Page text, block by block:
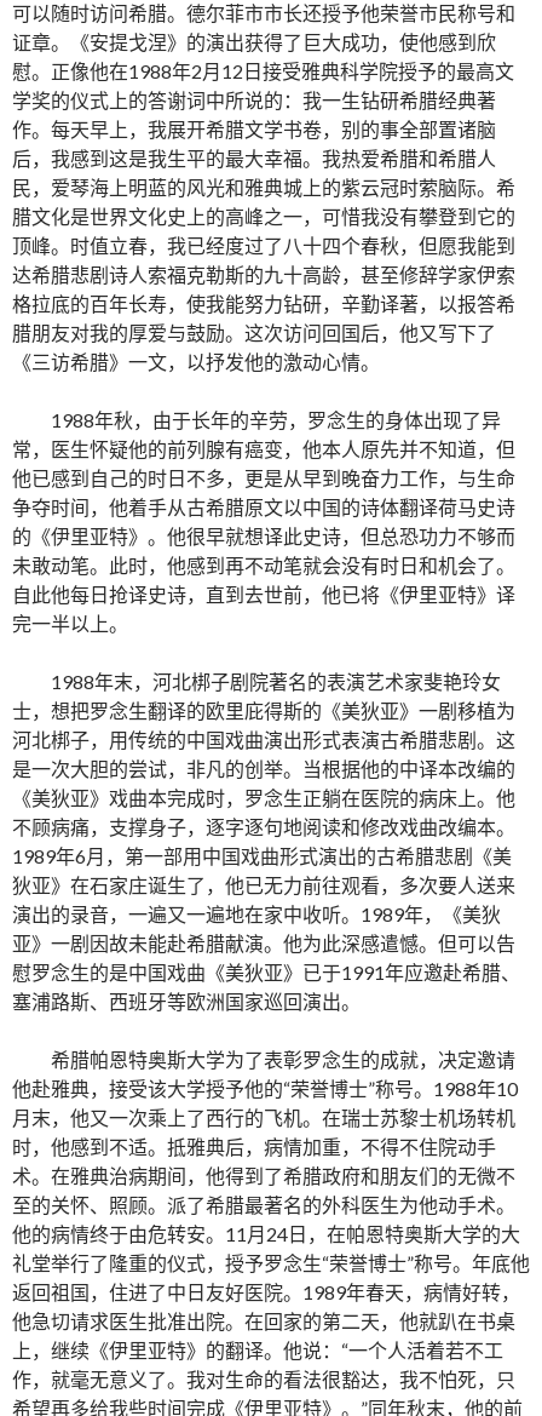
可以随时访问希腊。德尔菲市市长还授予他荣誉市民称号和
证章。《安提戈涅》的演出获得了巨大成功，使他感到欣
慰。正像他在1988年2月12日接受雅典科学院授予的最高文
学奖的仪式上的答谢词中所说的：我一生钻研希腊经典著
作。每天早上，我展开希腊文学书卷，别的事全部置诸脑
后，我感到这是我生平的最大幸福。我热爱希腊和希腊人
民，爱琴海上明蓝的风光和雅典城上的紫云冠时萦脑际。希
腊文化是世界文化史上的高峰之一，可惜我没有攀登到它的
顶峰。时值立春，我已经度过了八十四个春秋，但愿我能到
达希腊悲剧诗人索福克勒斯的九十高龄，甚至修辞学家伊索
格拉底的百年长寿，使我能努力钻研，辛勤译著，以报答希
腊朋友对我的厚爱与鼓励。这次访问回国后，他又写下了
《三访希腊》一文，以抒发他的激动心情。
1988年秋，由于长年的辛劳，罗念生的身体出现了异
常，医生怀疑他的前列腺有癌变，他本人原先并不知道，但
他已感到自己的时日不多，更是从早到晚奋力工作，与生命
争夺时间，他着手从古希腊原文以中国的诗体翻译荷马史诗
的《伊里亚特》。他很早就想译此史诗，但总恐功力不够而
未敢动笔。此时，他感到再不动笔就会没有时日和机会了。
自此他每日抢译史诗，直到去世前，他已将《伊里亚特》译
完一半以上。
1988年末，河北梆子剧院著名的表演艺术家斐艳玲女
士，想把罗念生翻译的欧里庇得斯的《美狄亚》一剧移植为
河北梆子，用传统的中国戏曲演出形式表演古希腊悲剧。这
是一次大胆的尝试，非凡的创举。当根据他的中译本改编的
《美狄亚》戏曲本完成时，罗念生正躺在医院的病床上。他
不顾病痛，支撑身子，逐字逐句地阅读和修改戏曲改编本。
1989年6月，第一部用中国戏曲形式演出的古希腊悲剧《美
狄亚》在石家庄诞生了，他已无力前往观看，多次要人送来
演出的录音，一遍又一遍地在家中收听。1989年，《美狄
亚》一剧因故未能赴希腊献演。他为此深感遣憾。但可以告
慰罗念生的是中国戏曲《美狄亚》已于1991年应邀赴希腊、
塞浦路斯、西班牙等欧洲国家巡回演出。
希腊帕恩特奥斯大学为了表彰罗念生的成就，决定邀请
他赴雅典，接受该大学授予他的“荣誉博士”称号。1988年10
月末，他又一次乘上了西行的飞机。在瑞士苏黎士机场转机
时，他感到不适。抵雅典后，病情加重，不得不住院动手
术。在雅典治病期间，他得到了希腊政府和朋友们的无微不
至的关怀、照顾。派了希腊最著名的外科医生为他动手术。
他的病情终于由危转安。11月24日，在帕恩特奥斯大学的大
礼堂举行了隆重的仪式，授予罗念生“荣誉博士”称号。年底他
返回祖国，住进了中日友好医院。1989年春天，病情好转，
他急切请求医生批准出院。在回家的第二天，他就趴在书桌
上，继续《伊里亚特》的翻译。他说：“一个人活着若不工
作，就毫无意义了。我对生命的看法很豁达，我不怕死，只
希望再多给我些时间完成《伊里亚特》。”同年秋末，他的前